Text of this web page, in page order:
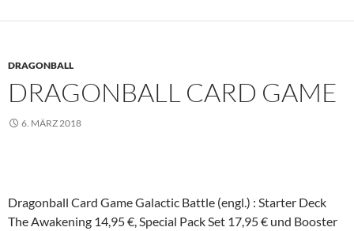
DRAGONBALL
DRAGONBALL CARD GAME
6. MÄRZ 2018
Dragonball Card Game Galactic Battle (engl.) : Starter Deck
The Awakening 14,95 €, Special Pack Set 17,95 € und Booster